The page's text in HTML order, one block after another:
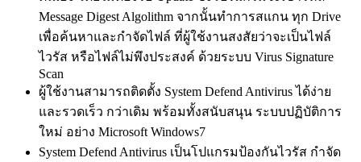
Message Digest Algolithm จากนั้นทำการสแกน ทุก Drive
เพื่อค้นหาและกำจัดไฟล์ ที่ผู้ใช้งานสงสัยว่าจะเป็นไฟล์
ไวรัส หรือไฟล์ไม่พึงประสงค์ ด้วยระบบ Virus Signature
Scan
ผู้ใช้งานสามารถติดตั้ง System Defend Antivirus ได้ง่าย
และรวดเร็ว กว่าเดิม พร้อมทั้งสนับสนุน ระบบปฏิบัติการ
ใหม่ อย่าง Microsoft Windows7
System Defend Antivirus เป็นโปแกรมป้องกันไวรัส กำจัด